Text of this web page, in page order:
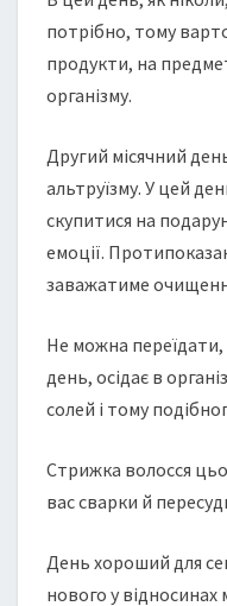
потрібно, тому
продукти, на
організму.
Другий місячний
альтруїзму. У цей
скупитися на
емоції.
заважатиме
Не можна
день, осідає в
солей і тому
Cтрижка волосся
вас сварки й
День хороший для
нового у